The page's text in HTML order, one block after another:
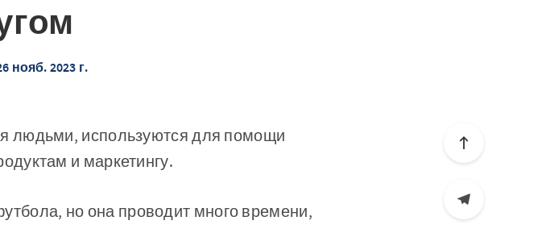
нояб. 2023 г.
людьми, используются для помощи
и маркетингу.
но она проводит много времени,